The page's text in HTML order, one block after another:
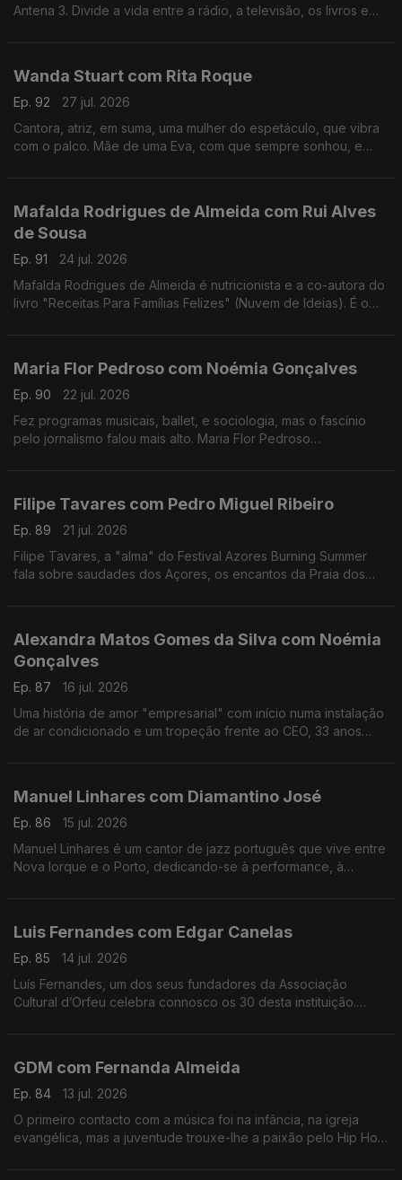
Antena 3. Divide a vida entre a rádio, a televisão, os livros e
Wanda Stuart com Rita Roque
Ep. 92
27 jul. 2026
Cantora, atriz, em suma, uma mulher do espetáculo, que vibra
com o palco. Mãe de uma Eva, com que sempre sonhou, e
Mafalda Rodrigues de Almeida com Rui Alves
de Sousa
Ep. 91
24 jul. 2026
Mafalda Rodrigues de Almeida é nutricionista e a co-autora do
livro "Receitas Para Famílias Felizes" (Nuvem de Ideias). É o
Maria Flor Pedroso com Noémia Gonçalves
Ep. 90
22 jul. 2026
Fez programas musicais, ballet, e sociologia, mas o fascínio
pelo jornalismo falou mais alto. Maria Flor Pedroso
Filipe Tavares com Pedro Miguel Ribeiro
Ep. 89
21 jul. 2026
Filipe Tavares, a "alma" do Festival Azores Burning Summer
fala sobre saudades dos Açores, os encantos da Praia dos
Alexandra Matos Gomes da Silva com Noémia
Gonçalves
Ep. 87
16 jul. 2026
Uma história de amor "empresarial" com início numa instalação
de ar condicionado e um tropeção frente ao CEO, 33 anos
Manuel Linhares com Diamantino José
Ep. 86
15 jul. 2026
Manuel Linhares é um cantor de jazz português que vive entre
Nova Iorque e o Porto, dedicando-se à performance, à
Luis Fernandes com Edgar Canelas
Ep. 85
14 jul. 2026
Luís Fernandes, um dos seus fundadores da Associação
Cultural d’Orfeu celebra connosco os 30 desta instituição.
GDM com Fernanda Almeida
Ep. 84
13 jul. 2026
O primeiro contacto com a música foi na infância, na igreja
evangélica, mas a juventude trouxe-lhe a paixão pelo Hip Hop